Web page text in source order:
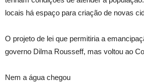
locais há espaço para criação de novas
O projeto de lei que permitiria a
governo Dilma Rousseff, mas voltou ao
Nem a água chegou